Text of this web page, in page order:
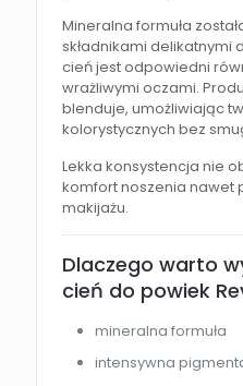
Mineralna formuła
składnikami delikatnymi
cień jest odpowiedni
wrażliwymi oczami.
blenduje, umożliwiając
kolorystycznych bez
Lekka konsystencja nie
komfort noszenia nawet
makijażu.
Dlaczego warto
cień do powiek
mineralna formuła
intensywna